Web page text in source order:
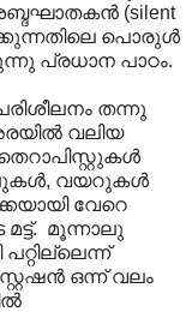
(silent
പൊരുൾ
പ്രധാന പാഠം.
തന്നു
വലിയ
വയറുകൾ
വേറെ
മൂന്നാലു
ഒന്ന് വലം